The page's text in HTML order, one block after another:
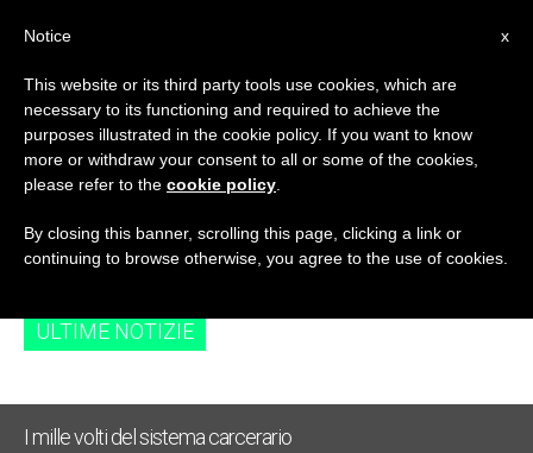
TAG
Posts Tagged
‘prigione’
ULTIME NOTIZIE
I mille volti del sistema carcerario
x
Notice
This website or its third party tools use cookies, which are
necessary to its functioning and required to achieve the
purposes illustrated in the cookie policy. If you want to know
more or withdraw your consent to all or some of the cookies,
please refer to the cookie policy
By closing this banner, scrolling this page, clicking a link or
continuing to browse otherwise, you agree to the use of cookies.